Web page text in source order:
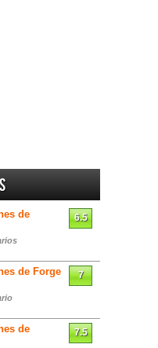
de
6.5
de Forge
7
de
7.5